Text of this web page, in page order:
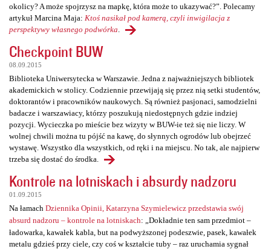
okolicy? A może spojrzysz na mapkę, która może to ukazywać?”. Polecamy
artykuł Marcina Maja: Ktoś nasikał pod kamerą, czyli inwigilacja z
perspektywy własnego podwórka
Checkpoint BUW
08.09.2015
Biblioteka Uniwersytecka w Warszawie. Jedna z najważniejszych bibliotek
akademickich w stolicy. Codziennie przewijają się przez nią setki studentów,
doktorantów i pracowników naukowych. Są również pasjonaci, samodzielni
badacze i warszawiacy, którzy poszukują niedostępnych gdzie indziej
pozycji. Wycieczka po mieście bez wizyty w BUW-ie też się nie liczy. W
wolnej chwili można tu pójść na kawę, do słynnych ogrodów lub obejrzeć
wystawę. Wszystko dla wszystkich, od ręki i na miejscu. No tak, ale najpierw
trzeba się dostać do środka.
Kontrole na lotniskach i absurdy nadzoru
01.09.2015
Na łamach Dziennika Opinii, Katarzyna Szymielewicz przedstawia swój
absurd nadzoru – kontrole na lotniskach: „Dokładnie ten sam przedmiot –
ładowarka, kawałek kabla, but na podwyższonej podeszwie, pasek, kawałek
metalu gdzieś przy ciele, czy coś w kształcie tuby – raz uruchamia sygnał